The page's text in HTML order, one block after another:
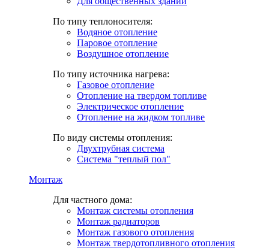
По типу теплоносителя:
Водяное отопление
Паровое отопление
Воздушное отопление
По типу источника нагрева:
Газовое отопление
Отопление на твердом топливе
Электрическое отопление
Отопление на жидком топливе
По виду системы отопления:
Двухтрубная система
Система "теплый пол"
Монтаж
Для частного дома:
Монтаж системы отопления
Монтаж радиаторов
Монтаж газового отопления
Монтаж твердотопливного отопления